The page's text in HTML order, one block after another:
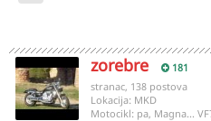
zorebre 181
stranac, 138 postova
Lokacija: MKD
Motocikl: pa, Magna...